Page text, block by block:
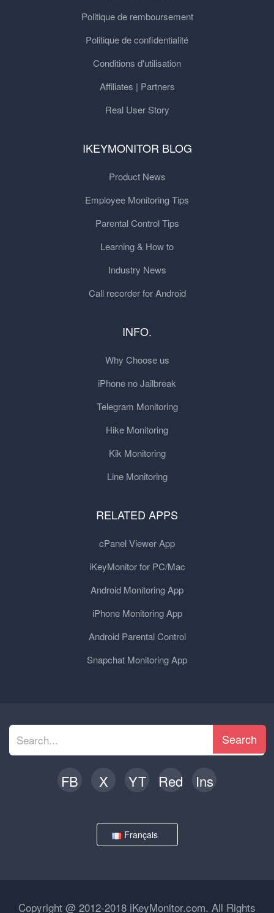
Politique de remboursement
Politique de confidentialité
Conditions d'utilisation
Affiliates | Partners
Real User Story
IKEYMONITOR BLOG
Product News
Employee Monitoring Tips
Parental Control Tips
Learning & How to
Industry News
Call recorder for Android
INFO.
Why Choose us
iPhone no Jailbreak
Telegram Monitoring
Hike Monitoring
Kik Monitoring
Line Monitoring
RELATED APPS
cPanel Viewer App
iKeyMonitor for PC/Mac
Android Monitoring App
iPhone Monitoring App
Android Parental Control
Snapchat Monitoring App
Search
FB X YT Red Ins
Français
Copyright @ 2012-2018 iKeyMonitor.com. All Rights